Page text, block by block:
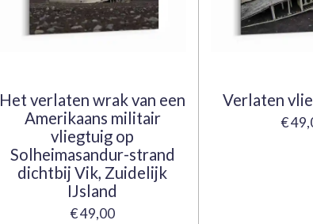
Het verlaten wrak van een
Amerikaans militair
vliegtuig op
Solheimasandur-strand
dichtbij Vik, Zuidelijk
IJsland
€ 49,00
Verlaten
€